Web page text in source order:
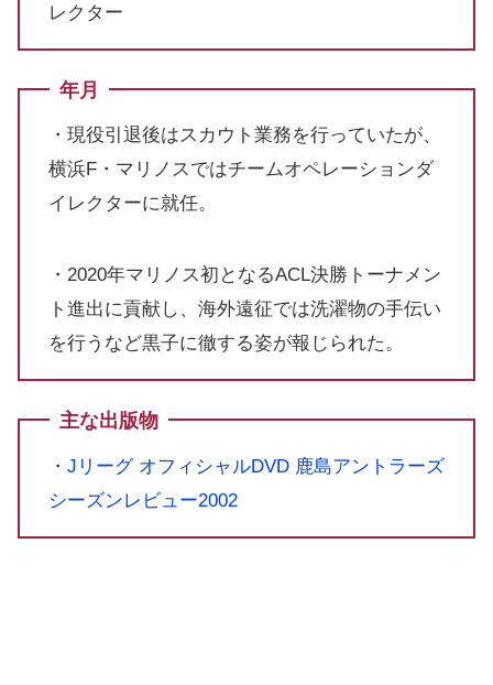
レクター
年月
・現役引退後はスカウト業務を行っていたが、
横浜F・マリノスではチームオペレーションダ
イレクターに就任。
・2020年マリノス初となるACL決勝トーナメン
ト進出に貢献し、海外遠征では洗濯物の手伝い
を行うなど黒子に徹する姿が報じられた。
主な出版物
・ Jリーグ オフィシャルDVD 鹿島アントラーズ
シーズンレビュー2002